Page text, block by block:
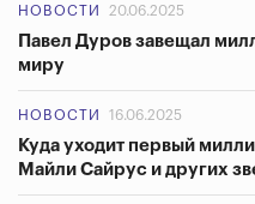
НОВОСТИ 20.06.2025
Павел Дуров завещал
миру
НОВОСТИ 16.06.2025
Куда уходит первый
Майли Сайрус и других